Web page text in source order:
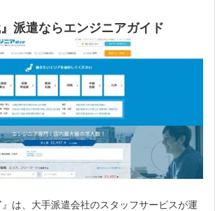
派遣ならエンジニアガイド
』は、大手派遣会社のスタッフサービスが運